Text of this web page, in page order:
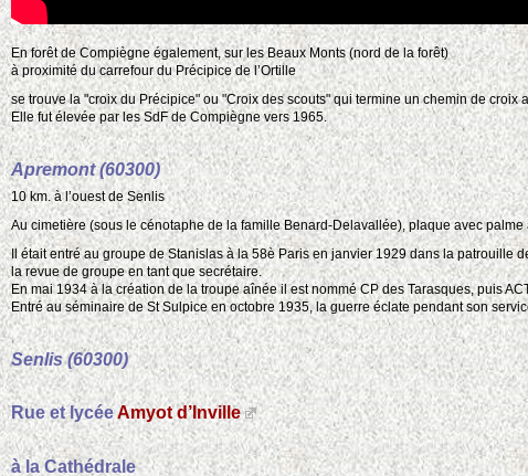
En forêt de Compiègne également, sur les Beaux Monts (nord de la forêt)
à proximité du carrefour du Précipice de l’Ortille
se trouve la "croix du Précipice" ou "Croix des scouts" qui termine un chemin de croix
Elle fut élevée par les SdF de Compiègne vers 1965.
Apremont (60300)
10 km. à l’ouest de Senlis
Au cimetière (sous le cénotaphe de la famille Benard-Delavallée), plaque avec
Il était entré au groupe de Stanislas à la 58è Paris en janvier 1929 dans la patrouille
la revue de groupe en tant que secrétaire.
En mai 1934 à la création de la troupe aînée il est nommé CP des Tarasques, puis
Entré au séminaire de St Sulpice en octobre 1935, la guerre éclate pendant son
Senlis (60300)
Rue et lycéeAmyot d’Inville
à la Cathédrale